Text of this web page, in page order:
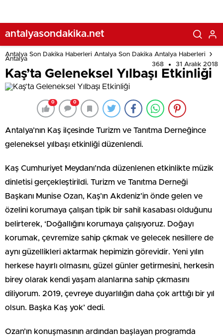
antalyasondakika.net
Antalya Son Dakika Haberleri Antalya Son Dakika Antalya Haberleri
Antalya
368
31 Aralık 2018
Kaş’ta Geleneksel Yılbaşı Etkinliği
0 0
Antalya’nın Kaş ilçesinde Turizm ve Tanıtma Derneğince
geleneksel yılbaşı etkinliği düzenlendi.
Kaş Cumhuriyet Meydanı’nda düzenlenen etkinlikte müzik
dinletisi gerçekleştirildi. Turizm ve Tanıtma Derneği
Başkanı Munise Ozan, Kaş’ın Akdeniz’in önde gelen ve
özelini korumaya çalışan tipik bir sahil kasabası olduğunu
belirterek, ‘Doğallığını korumaya çalışıyoruz. Doğayı
korumak, çevremize sahip çıkmak ve gelecek nesillere de
aynı güzellikleri aktarmak hepimizin görevidir. Yeni yılın
herkese hayırlı olmasını, güzel günler getirmesini, herkesin
birey olarak kendi yaşam alanlarına sahip çıkmasını
diliyorum. 2019, çevreye duyarlılığın daha çok arttığı bir yıl
olsun. Başka Kaş yok’ dedi.
Ozan’ın konuşmasının ardından başlayan programda